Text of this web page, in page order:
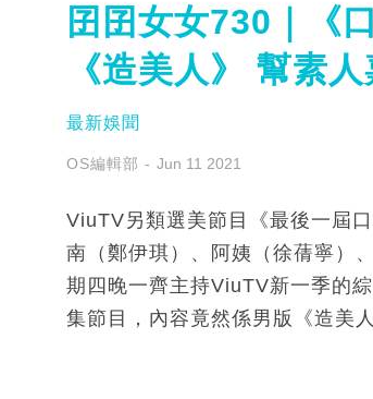
囝囝女女730｜《
《造美人》 幫素
最新娛聞
OS編輯部 Jun 11 2021
ViuTV另類選美節目《最後一屆
南（鄭伊琪）、阿姨（徐蒨寧）
期四晚一齊主持ViuTV新一季的
集節目，內容竟然係男版《造美人